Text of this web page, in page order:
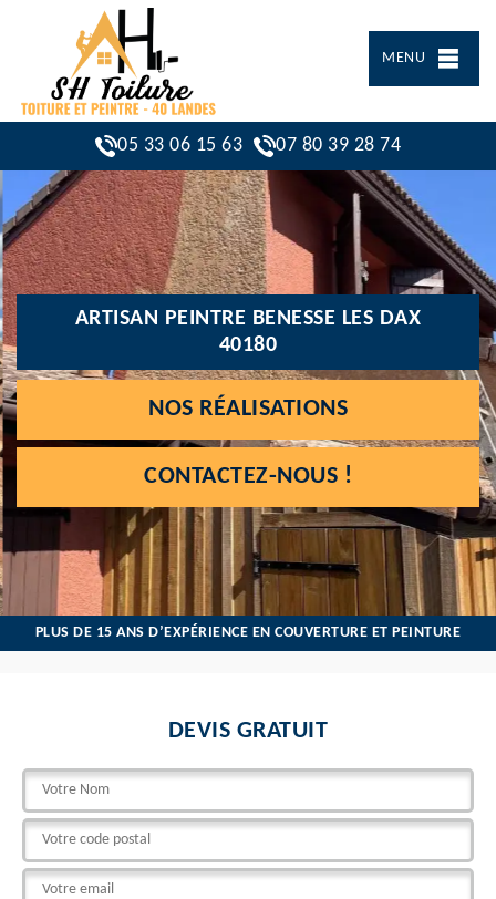
MENU
05 33 06 15 63 07 80 39 28 74
ARTISAN PEINTRE BENESSE LES DAX
40180
NOS RÉALISATIONS
CONTACTEZ-NOUS !
PLUS DE 15 ANS D’EXPÉRIENCE EN COUVERTURE ET PEINTURE
DEVIS GRATUIT